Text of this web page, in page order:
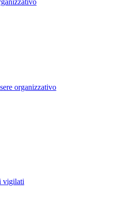
organizzativo
vigilati